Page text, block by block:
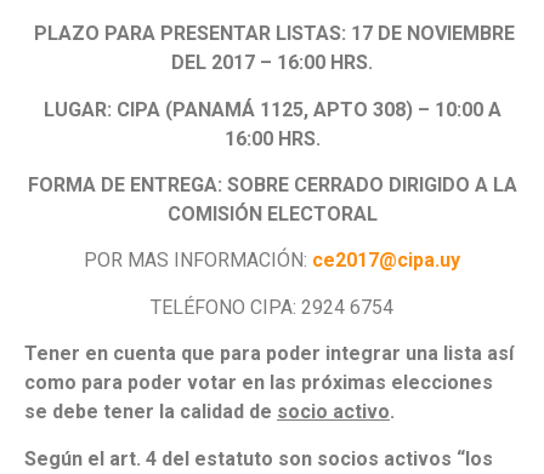
PLAZO PARA PRESENTAR LISTAS: 17 DE NOVIEMBRE
DEL 2017 – 16:00 HRS.
LUGAR: CIPA (PANAMÁ 1125, APTO 308) – 10:00 A
16:00 HRS.
FORMA DE ENTREGA: SOBRE CERRADO DIRIGIDO A LA
COMISIÓN ELECTORAL
POR MAS INFORMACIÓN: ce2017@cipa.uy
TELÉFONO CIPA: 2924 6754
Tener en cuenta que para poder integrar una lista así
como para poder votar en las próximas elecciones
se debe tener la calidad de socio activo.
Según el art. 4 del estatuto son socios activos “los